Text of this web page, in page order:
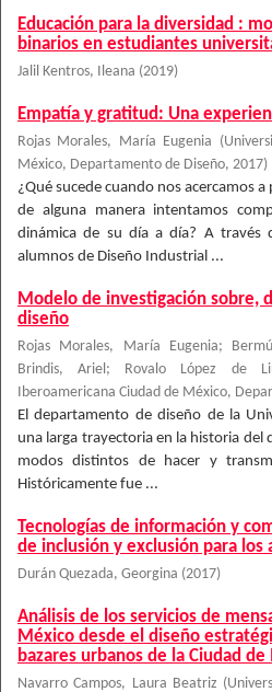
Educación para la diversidad :
binarios en estudiantes
Jalil Kentros, Ileana (2019)
Empatía y gratitud: Una
Rojas Morales, María Eugenia (
México, Departamento de Diseño, 2017)
¿Qué sucede cuando nos acercamos
de alguna manera intentamos
dinámica de su día a día? A través
alumnos de Diseño Industrial ...
Modelo de investigación sobre,
diseño
Rojas Morales, María Eugenia;
Brindis, Ariel ; Rovalo López de
Iberoamericana Ciudad de México,
El departamento de diseño de la
una larga trayectoria en la historia del
modos distintos de hacer y
Históricamente fue ...
Tecnologías de información y
de inclusión y exclusión para los
Durán Quezada, Georgina (2017)
Análisis de los servicios de
México desde el diseño
bazares urbanos de la Ciudad
Navarro Campos, Laura Beatriz (